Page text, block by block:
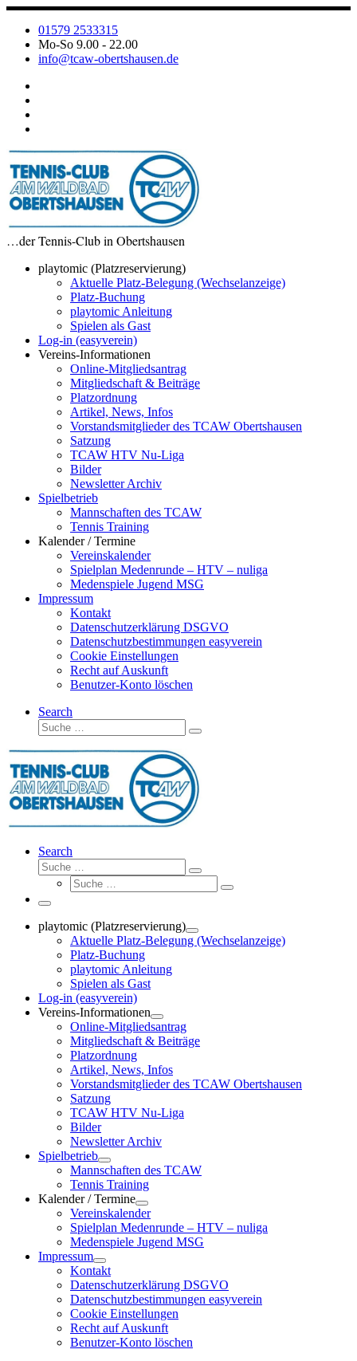
Zum
Inhalt
springen
01579 2533315
Mo-So 9.00 - 22.00
info@tcaw-obertshausen.de
…der Tennis-Club in Obertshausen
playtomic (Platzreservierung)
Aktuelle Platz-Belegung (Wechselanzeige)
Platz-Buchung
playtomic Anleitung
Spielen als Gast
Log-in (easyverein)
Vereins-Informationen
Online-Mitgliedsantrag
Mitgliedschaft & Beiträge
Platzordnung
Artikel, News, Infos
Vorstandsmitglieder des TCAW Obertshausen
Satzung
TCAW HTV Nu-Liga
Bilder
Newsletter Archiv
Spielbetrieb
Mannschaften des TCAW
Tennis Training
Kalender / Termine
Vereinskalender
Spielplan Medenrunde – HTV – nuliga
Medenspiele Jugend MSG
Impressum
Kontakt
Datenschutzerklärung DSGVO
Datenschutzbestimmungen easyverein
Cookie Einstellungen
Recht auf Auskunft
Benutzer-Konto löschen
Search
Suche
Suche
Search
Suche
Suche
Suche
Suche
Menü
playtomic (Platzreservierung)
Aktuelle Platz-Belegung (Wechselanzeige)
Platz-Buchung
playtomic Anleitung
Spielen als Gast
Log-in (easyverein)
Vereins-Informationen
Online-Mitgliedsantrag
Mitgliedschaft & Beiträge
Platzordnung
Artikel, News, Infos
Vorstandsmitglieder des TCAW Obertshausen
Satzung
TCAW HTV Nu-Liga
Bilder
Newsletter Archiv
Spielbetrieb
Mannschaften des TCAW
Tennis Training
Kalender / Termine
Vereinskalender
Spielplan Medenrunde – HTV – nuliga
Medenspiele Jugend MSG
Impressum
Kontakt
Datenschutzerklärung DSGVO
Datenschutzbestimmungen easyverein
Cookie Einstellungen
Recht auf Auskunft
Benutzer-Konto löschen